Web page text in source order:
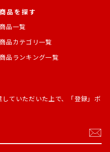
商品を探す
商品一覧
商品カテゴリ一覧
商品ランキング一覧
していただいた上で、「登録」ボ